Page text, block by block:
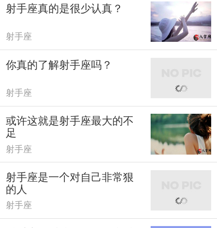
射手座真的是很少认真？
射手座
你真的了解射手座吗？
射手座
或许这就是射手座最大的不
足
射手座
射手座是一个对自己非常狠
的人
射手座